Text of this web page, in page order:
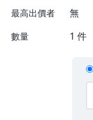
最高出價者 無
數量 1 件